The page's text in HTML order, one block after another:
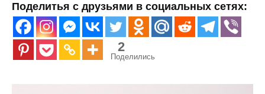
Поделитья с друзьями в социальных сетях:
2
Поделились